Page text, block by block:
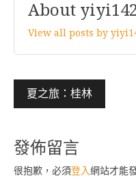
About
View all posts by
文
章
導
覽
夏之旅：桂林
發佈留言
很抱歉，必須登入網站才能